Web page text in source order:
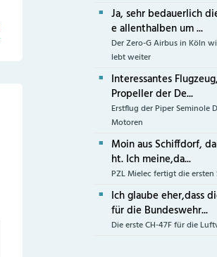
Ja, sehr bedauerlich
e allenthalben um ...
Der Zero-G Airbus in Köln
lebt weiter
Interessantes
Propeller der De...
Erstflug der Piper Seminole
Motoren
Moin aus Schiffdorf,
ht. Ich meine,da...
PZL Mielec fertigt die
Ich glaube eher,dass
für die Bundeswehr...
Die erste CH-47F für die